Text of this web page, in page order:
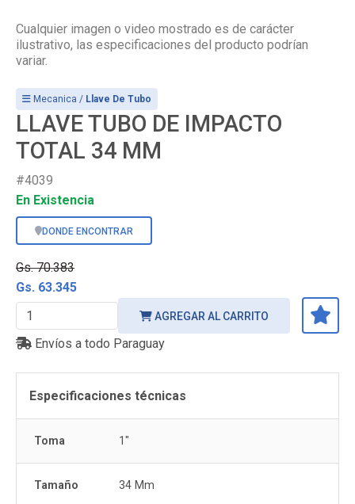
Cualquier imagen o video mostrado es de carácter
ilustrativo, las especificaciones del producto podrían
variar.
Mecanica / Llave De Tubo
LLAVE TUBO DE IMPACTO
TOTAL 34 MM
#4039
En Existencia
DONDE ENCONTRAR
Gs. 70.383
Gs. 63.345
AGREGAR AL CARRITO
Envíos a todo Paraguay
Especificaciones técnicas
Toma 1"
Tamaño 34 Mm